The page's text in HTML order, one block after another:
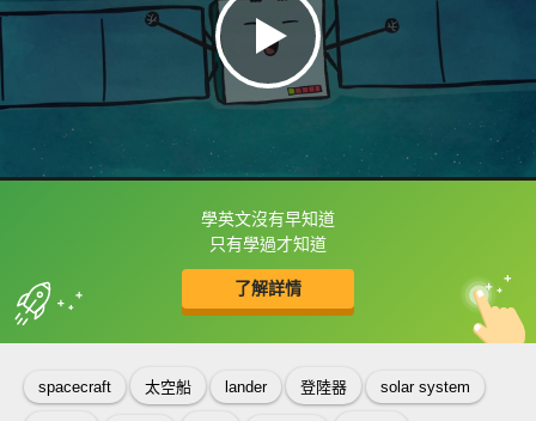
學英文沒有早知道
只有學過才知道
了解詳情
框選或點兩下字幕可以直接查字典喔！
收錄佳句 中
英
spacecraft 太空船 lander 登陸器 solar system